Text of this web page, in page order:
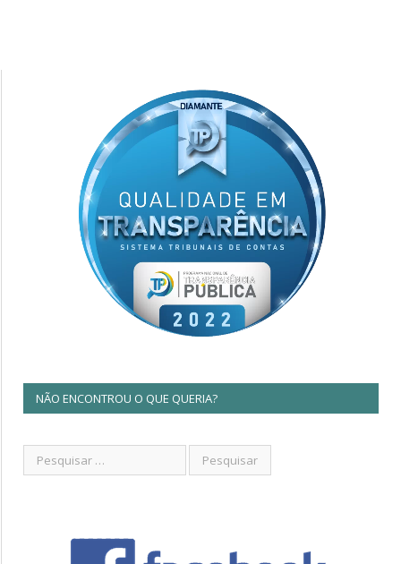
NÃO ENCONTROU O QUE QUERIA?